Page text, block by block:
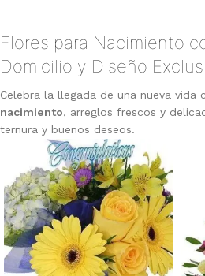
Flores para Nacimiento
Domicilio y Diseño
Celebra la llegada de una nueva vida
nacimiento, arreglos frescos y
ternura y buenos deseos.